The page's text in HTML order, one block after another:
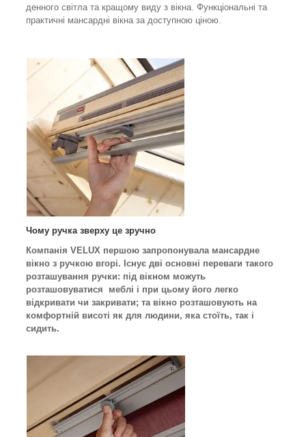
денного світла та кращому виду з вікна. Функціональні та
практичні мансардні вікна за доступною ціною.
Чому ручка зверху це зручно
Компанія VELUX першою запропонувала мансардне
вікно з ручкою вгорі. Існує дві основні переваги такого
розташування ручки: під вікном можуть
розташовуватися меблі і при цьому його легко
відкривати чи закривати; та вікно розташовують на
комфортній висоті як для людини, яка стоїть, так і
сидить.